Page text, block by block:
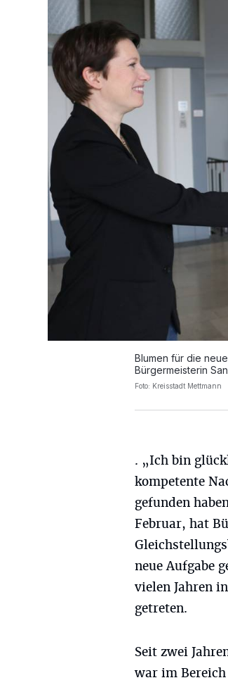
Blumen für die
Bürgermeisterin
Foto: Kreisstadt Mettmann
. „Ich bin
kompetente
gefunden
Februar, hat
neue Aufgabe
vielen Jahren
getreten.
Seit zwei
war im